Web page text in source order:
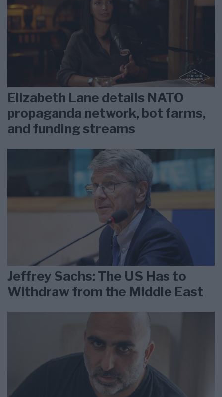
Elizabeth Lane details NATO
propaganda network, bot farms,
and funding streams
Jeffrey Sachs: The US Has to
Withdraw from the Middle East